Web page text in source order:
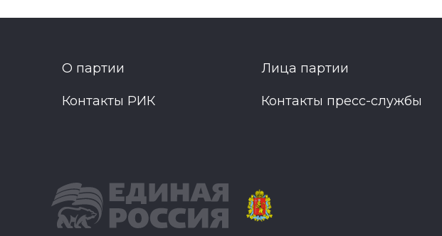
О партии Лица партии
Контакты РИК Контакты пресс-службы